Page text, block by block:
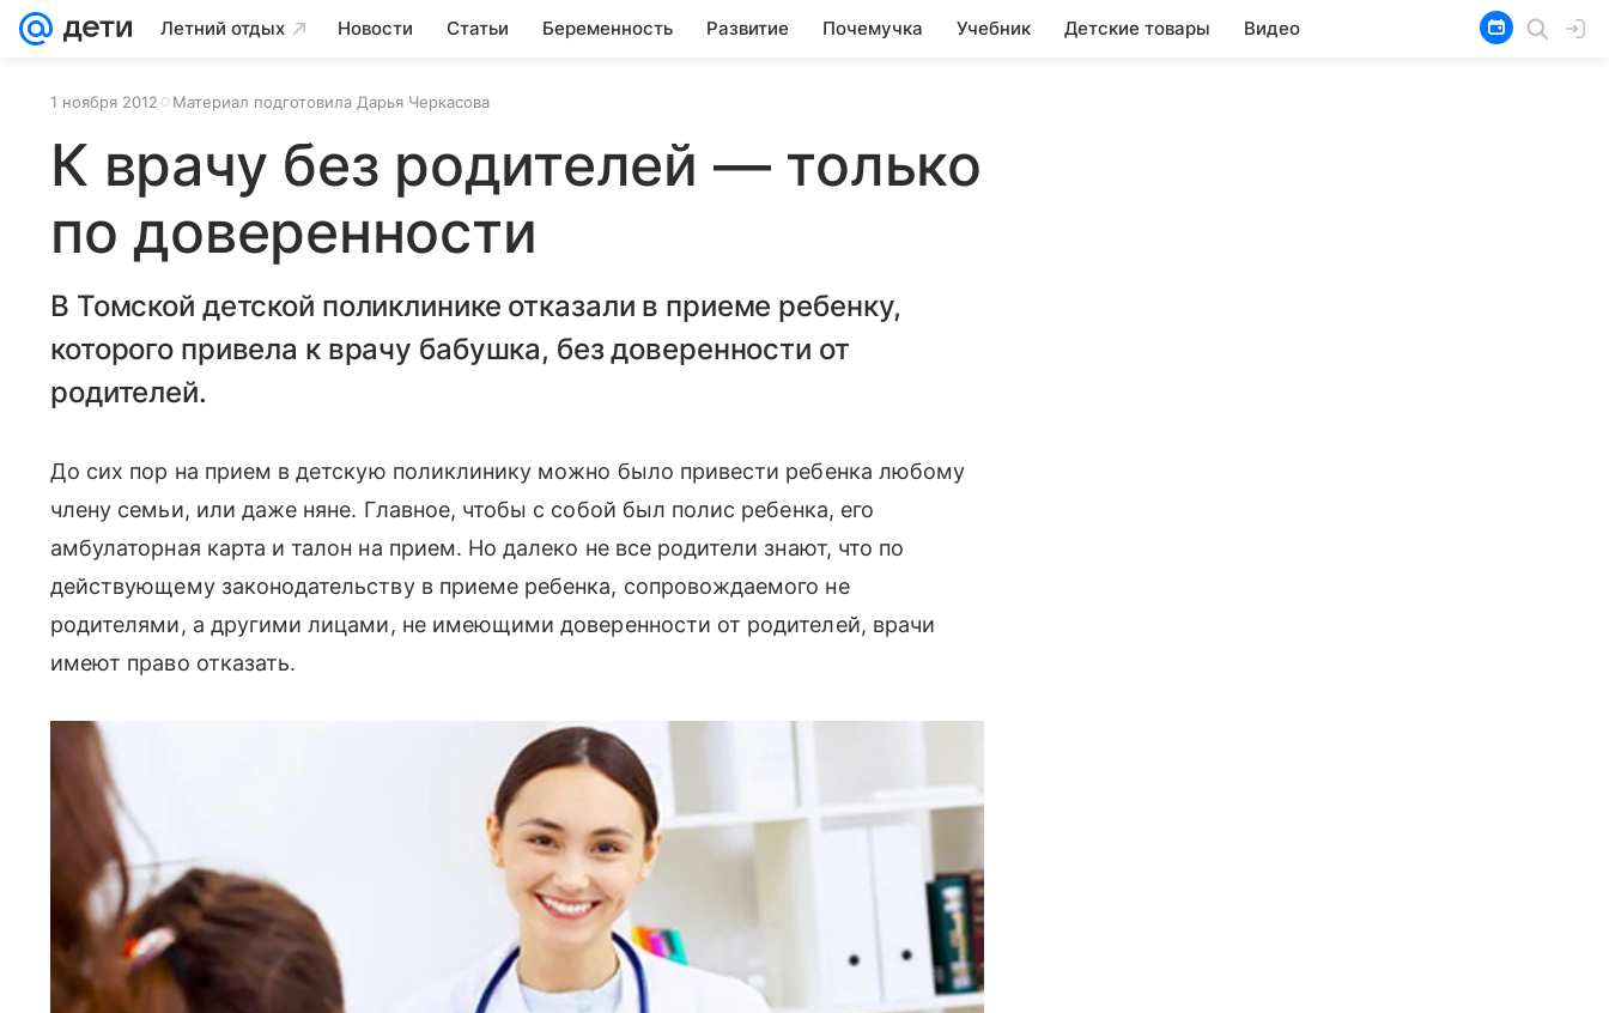
Летний отдых Новости Статьи Беременность Развитие Почемучка Учебник Детские товары Видео
1 ноября 2012 Материал подготовила Дарья Черкасова
К врачу без родителей — только
по доверенности
В Томской детской поликлинике отказали в приеме ребенку,
которого привела к врачу бабушка, без доверенности от
родителей.
До сих пор на прием в детскую поликлинику можно было привести ребенка любому
члену семьи, или даже няне. Главное, чтобы с собой был полис ребенка, его
амбулаторная карта и талон на прием. Но далеко не все родители знают, что по
действующему законодательству в приеме ребенка, сопровождаемого не
родителями, а другими лицами, не имеющими доверенности от родителей, врачи
имеют право отказать.